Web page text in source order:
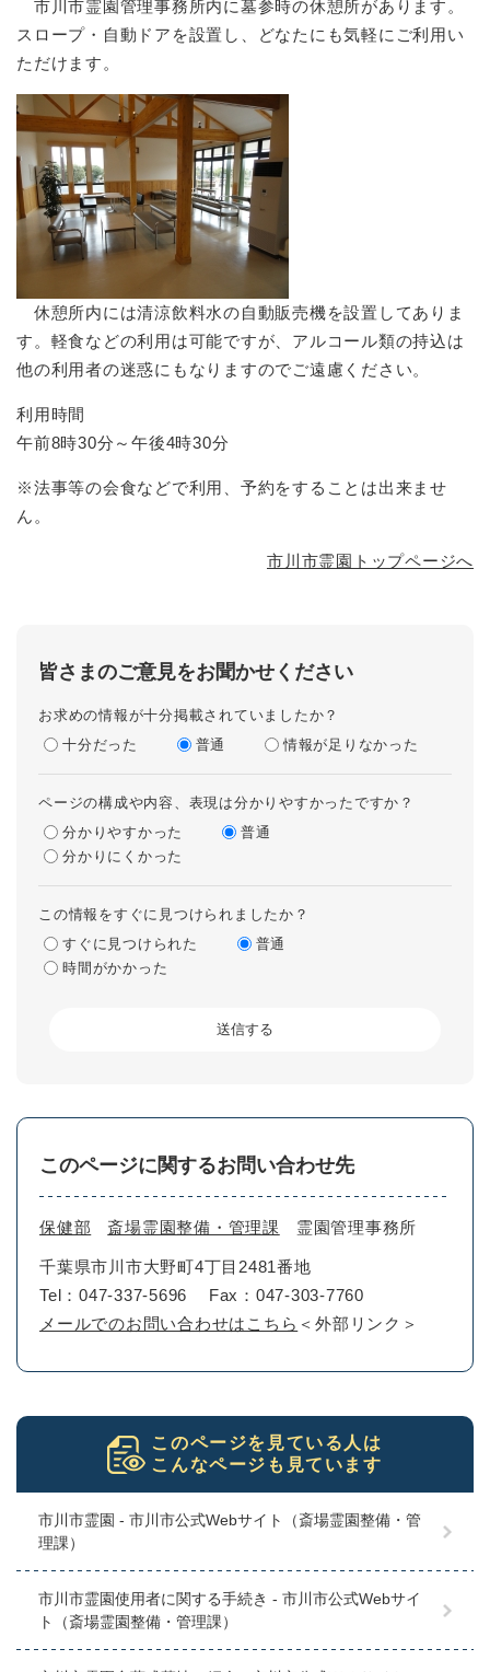
市川市霊園管理事務所内に墓参時の休憩所があります。
スロープ・自動ドアを設置し、どなたにも気軽にご利用い
ただけます。
休憩所内には清涼飲料水の自動販売機を設置してありま
す。軽食などの利用は可能ですが、アルコール類の持込は
他の利用者の迷惑にもなりますのでご遠慮ください。
利用時間
午前8時30分～午後4時30分
※法事等の会食などで利用、予約をすることは出来ませ
ん。
市川市霊園トップページへ
皆さまのご意見をお聞かせください
お求めの情報が十分掲載されていましたか？
十分だった
普通 情報が足りなかった
ページの構成や内容、表現は分かりやすかったですか？
分かりやすかった
普通
分かりにくかった
この情報をすぐに見つけられましたか？
すぐに見つけられた
普通
時間がかかった
このページに関するお問い合わせ先
保健部 斎場霊園整備・管理課 霊園管理事務所
千葉県市川市大野町4丁目2481番地
Tel：047-337-5696
Fax：047-303-7760
メールでのお問い合わせはこちら ＜外部リンク＞
このページを見ている人は
こんなページも見ています
市川市霊園 - 市川市公式Webサイト（斎場霊園整備・管
理課）
市川市霊園使用者に関する手続き - 市川市公式Webサイ
ト（斎場霊園整備・管理課）